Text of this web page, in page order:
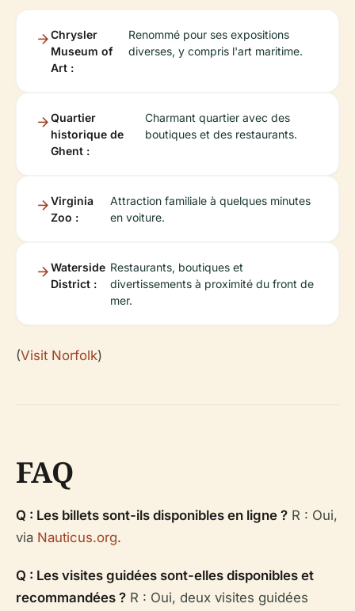
Chrysler
Museum of
Art :
Renommé pour ses expositions
diverses, y compris l'art maritime.
Quartier
historique de
Ghent :
Charmant quartier avec des
boutiques et des restaurants.
Virginia
Zoo :
Attraction familiale à quelques minutes
en voiture.
Waterside
District :
Restaurants, boutiques et
divertissements à proximité du front de
mer.
(Visit Norfolk)
FAQ
Q : Les billets sont-ils disponibles en ligne ? R : Oui,
via Nauticus.org.
Q : Les visites guidées sont-elles disponibles et
recommandées ? R : Oui, deux visites guidées